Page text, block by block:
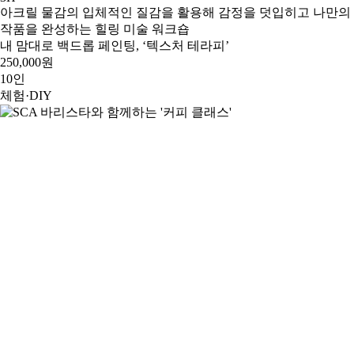
아크릴 물감의 입체적인 질감을 활용해 감정을 덧입히고 나만의
작품을 완성하는 힐링 미술 워크숍
내 맘대로 백드롭 페인팅, ‘텍스처 테라피’
250,000원
10인
체험·DIY